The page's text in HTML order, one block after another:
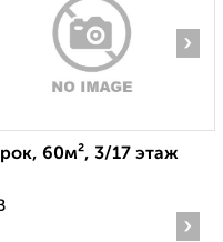
›
60м², 3/17 этаж
›